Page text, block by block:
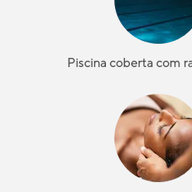
Piscina coberta com